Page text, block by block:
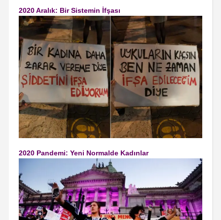
2020 Aralık: Bir Sistemin İfşası
2020 Pandemi: Yeni Normalde Kadınlar